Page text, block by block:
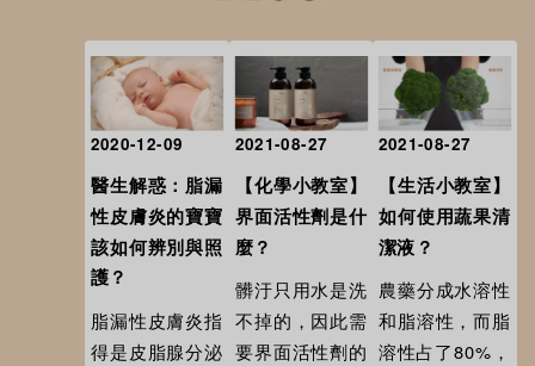
2020-12-09
醫生解惑：脂漏
性皮膚炎的寶寶
該如何辨別與照
護？
脂漏性皮膚炎指
得是皮脂腺分泌
2021-08-27
【化學小教室】
界面活性劑是什
麼？
髒汙只用水是洗
不掉的，因此需
要界面活性劑的
2021-08-27
【生活小教室】
如何使用蔬果清
潔液？
農藥分成水溶性
和脂溶性，而脂
溶性占了80%，